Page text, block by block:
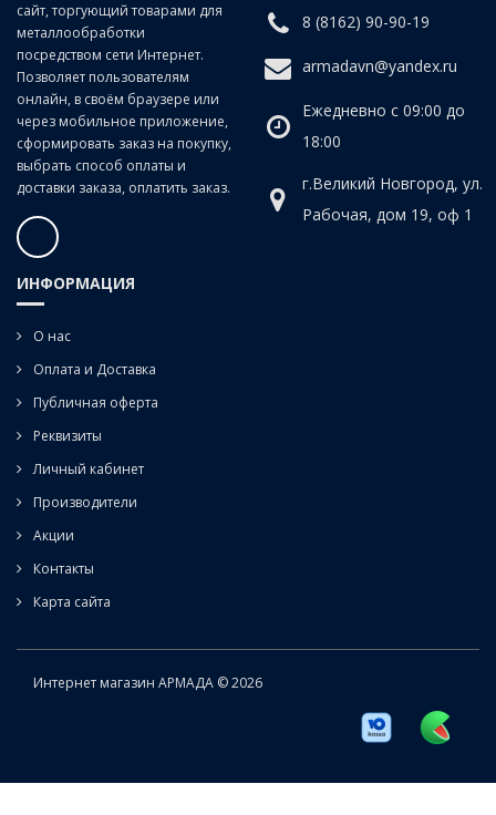
сайт, торгующий товарами для
металлообработки
посредством сети Интернет.
Позволяет пользователям
онлайн, в своём браузере или
через мобильное приложение,
сформировать заказ на покупку,
выбрать способ оплаты и
доставки заказа, оплатить заказ.
8 (8162) 90-90-19
armadavn@yandex.ru
Ежедневно с 09:00 до
18:00
г.Великий Новгород, ул.
Рабочая, дом 19, оф 1
ИНФОРМАЦИЯ
О нас
Оплата и Доставка
Публичная оферта
Реквизиты
Личный кабинет
Производители
Акции
Контакты
Карта сайта
Интернет магазин АРМАДА © 2026